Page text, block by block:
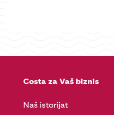
Costa za Vaš biznis
Naš istorijat